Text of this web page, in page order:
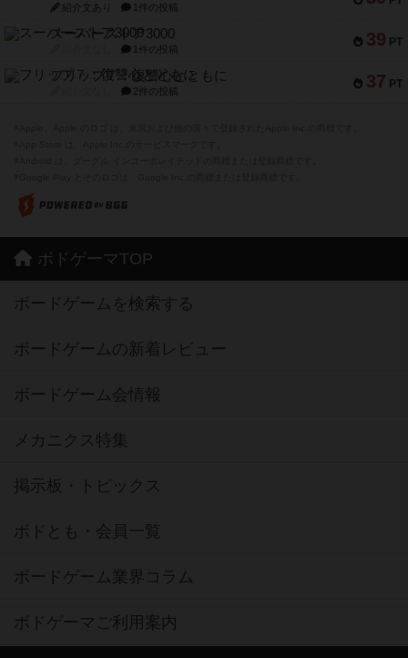
紹介文あり 1件の投稿
39 PT
スーパーストア3000
1件の投稿
37 PT
フリップ７：復讐心とともに
2件の投稿
ボドゲーマTOP
ボードゲームを検索する
ボードゲームの新着レビュー
ボードゲーム会情報
メカニクス特集
掲示板・トピックス
ボドとも・会員一覧
ボードゲーム業界コラム
ボドゲーマご利用案内